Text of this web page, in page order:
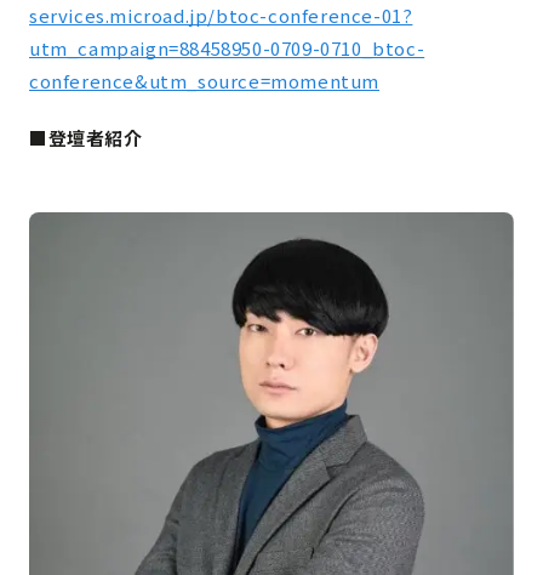
services.microad.jp/btoc-conference-01?
utm_campaign=88458950-0709-0710_btoc-
conference&utm_source=momentum
■登壇者紹介